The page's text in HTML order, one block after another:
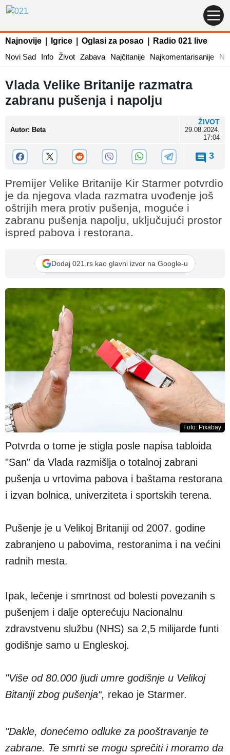
Najnovije Igrice Oglasi za posao
Radio 021 live
Novi Sad
Info Život Zabava Najčitanije Najkomentarisanije
Vlada Velike Britanije razmatra
zabranu pušenja i napolju
Autor: Beta
ŽIVOT
29.08.2024.
17:04
3
Premijer Velike Britanije Kir Starmer potvrdio
je da njegova vlada razmatra uvođenje još
oštrijih mera protiv pušenja, moguće i
zabranu pušenja napolju, uključujući prostor
ispred pabova i restorana.
Dodaj 021.rs kao glavni izvor na Google-u
Foto: Pixabay
Potvrda o tome je stigla posle napisa tabloida
"San" da Vlada razmišlja o totalnoj zabrani
pušenja u vrtovima pabova i baštama restorana
i izvan bolnica, univerziteta i sportskih terena.
Pušenje je u Velikoj Britaniji od 2007. godine
zabranjeno u pabovima, restoranima i na većini
radnih mesta.
Ipak, lečenje i smrtnost od bolesti povezanih s
pušenjem i dalje opterećuju Nacionalnu
zdravstvenu službu (NHS) sa 2,5 milijarde funti
godišnje samo u Engleskoj.
"Više od 80.000 ljudi umre godišnje u Velikoj
Bitaniji zbog pušenja“, rekao je Starmer.
"Dakle, donećemo odluke za pooštravanje te
zabrane. Te smrti se mogu sprečiti i moramo da